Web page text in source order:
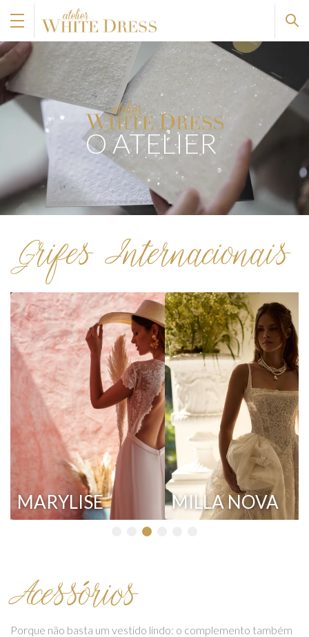
O ATELIER
Grifes Internacionais
MARYLISE MILLA NOVA
Acessórios
Porque não basta um vestido lindo: o complemento também